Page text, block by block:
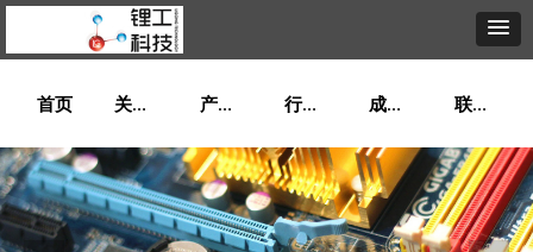
首页 关于我们 产品展示 行业资讯 成功案例 联系我们